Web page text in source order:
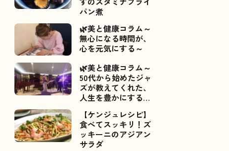
パン煮
🌿美と健康コラム～
無心になる時間が、
心を元気にする～
🌿美と健康コラム～
50代から始めたジャ
ズが教えてくれた、
人生を豊かにするご
【ケンジュレシピ】
食べてスッキリ！ズ
ッキーニのアジアン
サラダ